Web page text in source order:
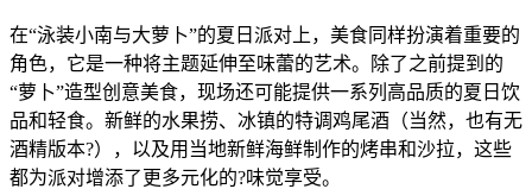
在“泳装小南与大萝卜”的夏日派对上，美食同样扮演着重要的
角色，它是一种将主题延伸至味蕾的艺术。除了之前提到的
“萝卜”造型创意美食，现场还可能提供一系列高品质的夏日饮
品和轻食。新鲜的水果捞、冰镇的特调鸡尾酒（当然，也有无
酒精版本?），以及用当地新鲜海鲜制作的烤串和沙拉，这些
都为派对增添了更多元化的?味觉享受。